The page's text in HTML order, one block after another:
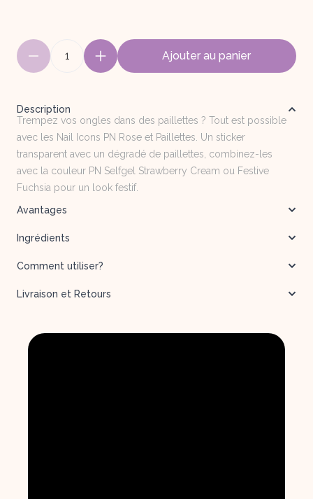
1 Ajouter au panier
Description
Trempez vos ongles dans des paillettes ? Tout est possible
avec les Nail Icons PN Rose et Paillettes. Un sticker
transparent avec un dégradé de paillettes, combinez-les
avec la couleur PN Selfgel Strawberry Cream ou Festive
Fuchsia pour un look festif.
Avantages
Ingrédients
Comment utiliser?
Livraison et Retours